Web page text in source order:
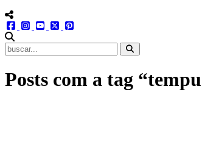
menu redes social
facebookinstagram
youtube
twitter
Posts com a tag